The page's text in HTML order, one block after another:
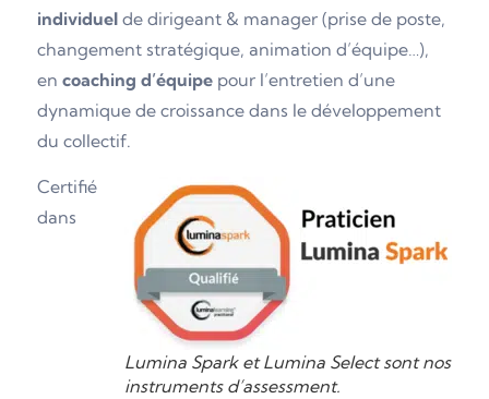
individuel de dirigeant & manager (prise de poste,
changement stratégique, animation d’équipe…),
en coaching d’équipe pour l’entretien d’une
dynamique de croissance dans le développement
du collectif.
Lumina Spark et Lumina Select sont nos
instruments d’assessment.
Certifié
dans